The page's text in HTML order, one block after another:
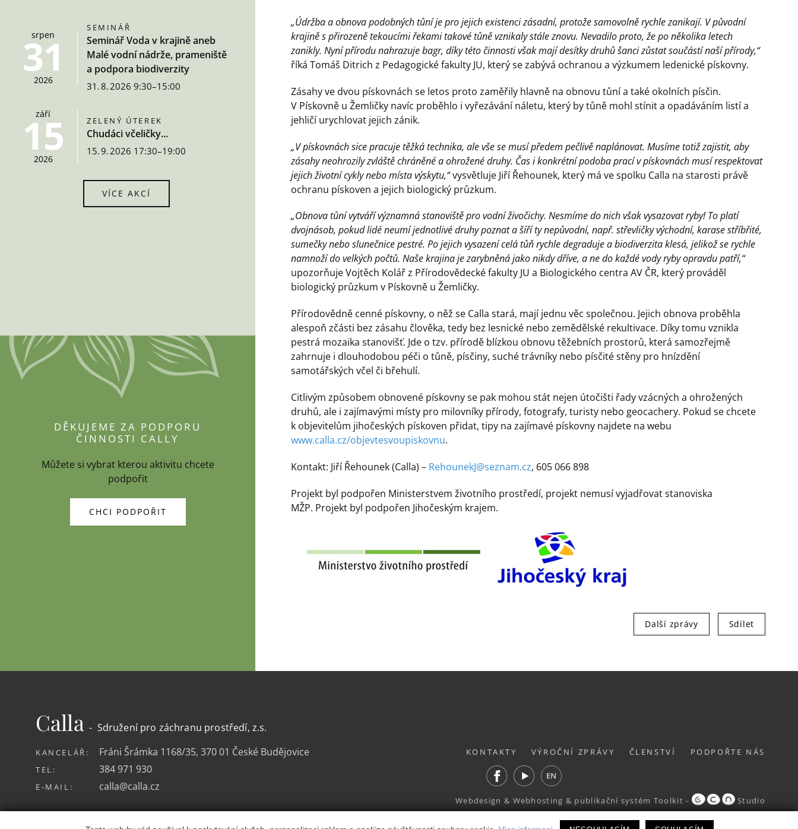
srpen
31
2026
SEMINÁŘ
Seminář Voda v krajině aneb
Malé vodní nádrže, prameniště
a podpora biodiverzity
31. 8. 2026 9:30–15:00
září
15
2026
ZELENÝ ÚTEREK
Chudáci včeličky...
15. 9. 2026 17:30–19:00
VÍCE AKCÍ
„Údržba a obnova podobných tůní je pro jejich existenci zásadní, protože samovolně rychle zanikají. V původní
krajině s přirozeně tekoucími řekami takové tůně vznikaly stále znovu. Nevadilo proto, že po několika letech
zanikly. Nyní přírodu nahrazuje bagr, díky této činnosti však mají desítky druhů šanci zůstat součástí naší přírody,“
říká Tomáš Ditrich z Pedagogické fakulty JU, který se zabývá ochranou a výzkumem ledenické pískovny.
Zásahy ve dvou pískovnách se letos proto zaměřily hlavně na obnovu tůní a také okolních písčin.
V Pískovně u Žemličky navíc proběhlo i vyřezávání náletu, který by tůně mohl stínit a opadáváním listí a
jehličí urychlovat jejich zánik.
„V pískovnách sice pracuje těžká technika, ale vše se musí předem pečlivě naplánovat. Musíme totiž zajistit, aby
zásahy neohrozily zvláště chráněné a ohrožené druhy. Čas i konkrétní podoba prací v pískovnách musí respektovat
jejich životní cykly nebo místa výskytu,“vysvětluje Jiří Řehounek, který má ve spolku Calla na starosti právě
ochranu pískoven a jejich biologický průzkum.
„Obnova tůní vytváří významná stanoviště pro vodní živočichy. Nesmíme do nich však vysazovat ryby! To platí
dvojnásob, pokud lidé neumí jednotlivé druhy poznat a šíří ty nepůvodní, např. střevličky východní, karase stříbřité,
sumečky nebo slunečnice pestré. Po jejich vysazení celá tůň rychle degraduje a biodiverzita klesá, jelikož se rychle
namnoží do velkých počtů. Naše krajina je zarybněná jako nikdy dříve, a ne do každé vody ryby opravdu patří,“
upozorňuje Vojtěch Kolář z Přírodovědecké fakulty JU a Biologického centra AV ČR, který prováděl
biologický průzkum v Pískovně u Žemličky.
Přírodovědně cenné pískovny, o něž se Calla stará, mají jednu věc společnou. Jejich obnova proběhla
alespoň zčásti bez zásahu člověka, tedy bez lesnické nebo zemědělské rekultivace. Díky tomu vznikla
pestrá mozaika stanovišť. Jde o tzv. přírodě blízkou obnovu těžebních prostorů, která samozřejmě
zahrnuje i dlouhodobou péči o tůně, písčiny, suché trávníky nebo písčité stěny pro hnízdění
samotářských včel či břehulí.
Citlivým způsobem obnovené pískovny se pak mohou stát nejen útočišti řady vzácných a ohrožených
druhů, ale i zajímavými místy pro milovníky přírody, fotografy, turisty nebo geocachery. Pokud se chcete
k objevitelům jihočeských pískoven přidat, tipy na zajímavé pískovny najdete na webu
www.calla.cz/objevtesvoupiskovnu.
Kontakt: Jiří Řehounek (Calla) – RehounekJ@seznam.cz, 605 066 898
Projekt byl podpořen Ministerstvem životního prostředí, projekt nemusí vyjadřovat stanoviska
MŽP. Projekt byl podpořen Jihočeským krajem.
Další zprávy Sdílet
DĚKUJEME ZA PODPORU
ČINNOSTI CALLY
Můžete si vybrat kterou aktivitu chcete
podpořit
CHCI PODPOŘIT
Calla- Sdružení pro záchranu prostředí, z.s.
KANCELÁŘ: Fráni Šrámka 1168/35, 370 01 České Budějovice
TEL: 384 971 930
E-MAIL: calla@calla.cz
KONTAKTY VÝROČNÍ ZPRÁVY ČLENSTVÍ PODPOŘTE NÁS
FacebookYoutube EN
Webdesign & Webhosting & publikační systém Toolkit - Studio